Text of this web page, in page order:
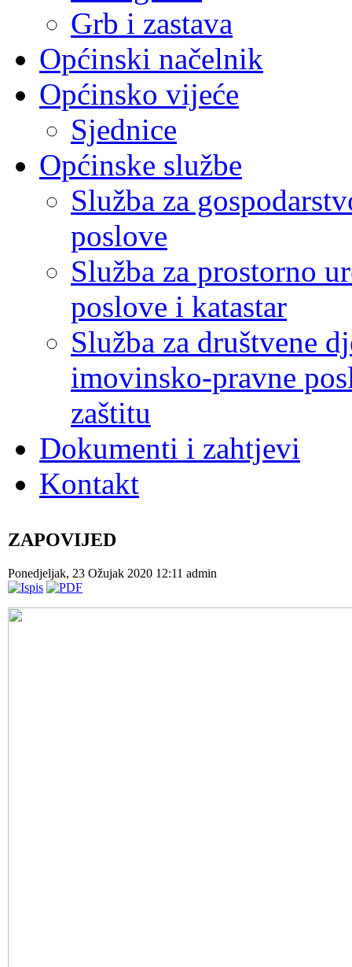
Grb i zastava
Općinski načelnik
Općinsko vijeće
Sjednice
Općinske službe
Služba za
poslove
Služba za prostorno
poslove i katastar
Služba za društvene
imovinsko-pravne
zaštitu
Dokumenti i zahtjevi
Kontakt
ZAPOVIJED
Ponedjeljak, 23 Ožujak 2020 12:11 admin